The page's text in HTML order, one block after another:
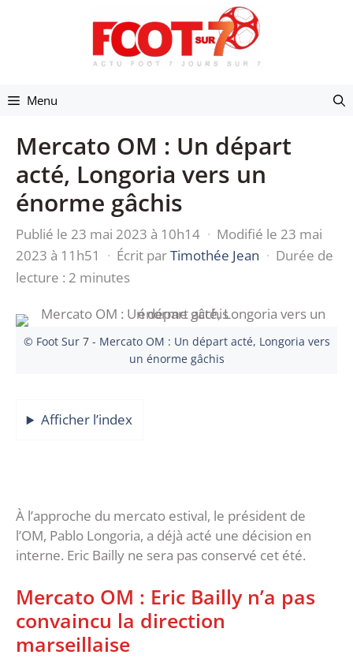
Menu
Mercato OM : Un départ
acté, Longoria vers un
énorme gâchis
Publié le 23 mai 2023 à 10h14 · Modifié le 23 mai
2023 à 11h51
· Écrit parTimothée Jean · Durée de
lecture : 2 minutes
© Foot Sur 7 - Mercato OM : Un départ acté, Longoria vers
un énorme gâchis
Afficher l’index
À l’approche du mercato estival, le président de
l’OM, Pablo Longoria, a déjà acté une décision en
interne. Eric Bailly ne sera pas conservé cet été.
Mercato OM : Eric Bailly n’a pas
convaincu la direction
marseillaise